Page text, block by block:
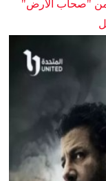
من "صحاب الأرض"